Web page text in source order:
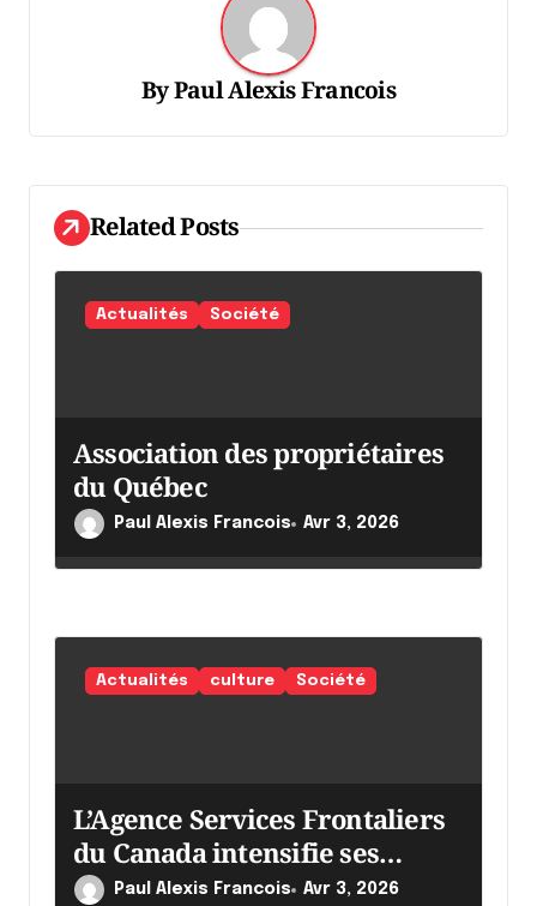
d
e
l
t
i
c
l
ByPaul Alexis Francois
Related Posts
Actualités Société
Association des propriétaires
du Québec
Paul Alexis Francois Avr 3, 2026
Actualités culture Société
L’Agence Services Frontaliers
du Canada intensifie ses
effortsPaul Alexis Francois Avr 3, 2026